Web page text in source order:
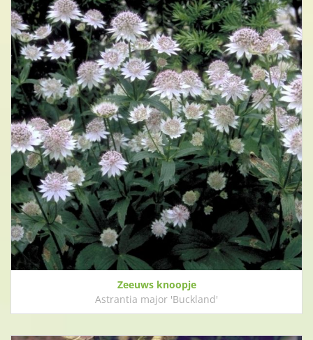
Zeeuws knoopje
Astrantia major 'Buckland'